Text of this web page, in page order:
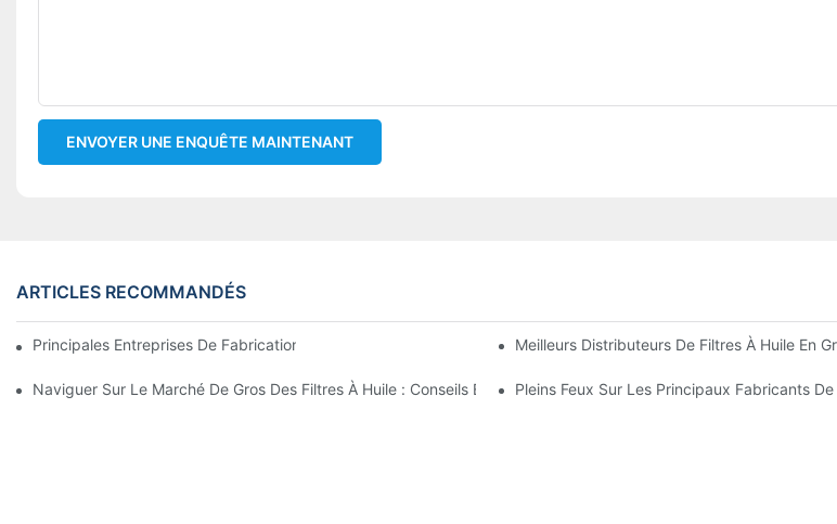
ENVOYER UNE ENQUÊTE MAINTENANT
ARTICLES RECOMMANDÉS
Principales Entreprises De Fabrication De Filtres À Huile : Un Aperçu CompletMeilleurs Distributeurs De Filtres À Huile En
Naviguer Sur Le Marché De Gros Des Filtres À Huile : Conseils Et AstucesPleins Feux Sur Les Principaux Fabricants